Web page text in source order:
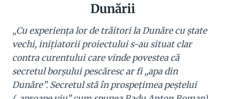
Dunării
„Cu experiența lor de trăitori la Dunăre cu ștate
vechi, inițiatorii proiectului s-au situat clar
contra curentului care vinde povestea că
secretul borșului pescăresc ar fi „apa din
Dunăre”. Secretul stă în prospețimea peștelui